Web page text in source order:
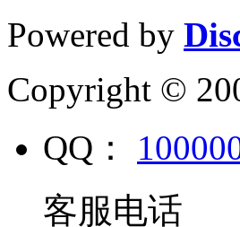
Powered by
Copyright ©
QQ：
客服电话